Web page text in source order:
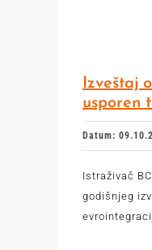
Izveštaj
usporen
Datum:
Istraživač
godišnjeg